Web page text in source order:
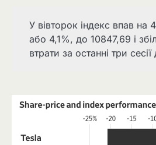
У вівторок індекс впав на
або 4,1%, до 10847,69 і
втрати за останні три